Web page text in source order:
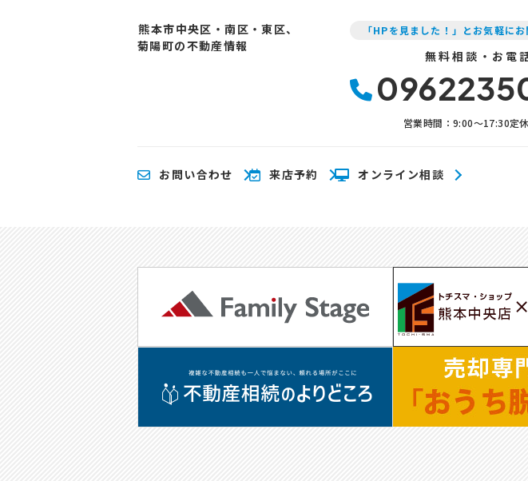
熊本市中央区・南区・東区、
菊陽町の不動産情報
「HPを見ました！」とお気軽に
無料相談・お電
営業時間：9:00〜17:30定
お問い合わせ 来店予約 オンライン相談